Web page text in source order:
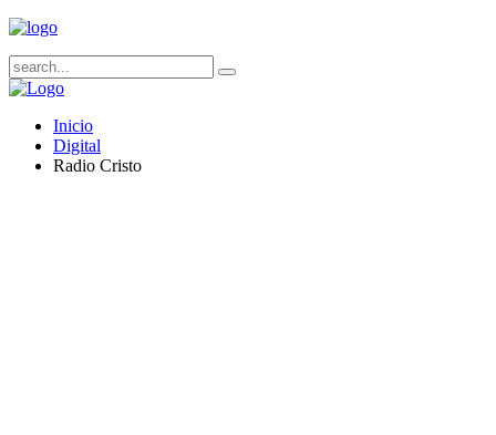
Inicio
Digital
Radio Cristo